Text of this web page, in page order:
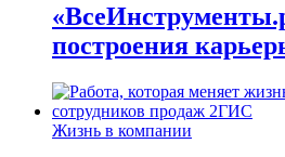
построения
Жизнь в компании